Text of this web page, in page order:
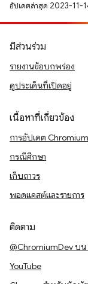
อัปเดตล่าสุด 2023-11-
มีส่วนร่วม
รายงานข้อบกพร่อง
ดูประเด็นที่เปิดอยู่
เนื้อหาที่เกี่ยวข้อง
การอัปเดต Chromium
กรณีศึกษา
เก็บถาวร
พอดแคสต์และรายการ
ติดตาม
@ChromiumDev บน
YouTube